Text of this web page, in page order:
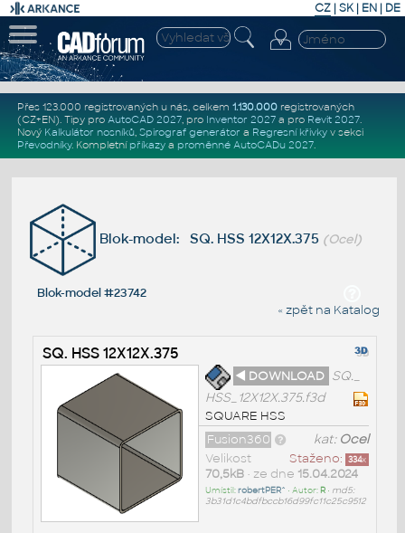
CZ | SK| EN | DE
Přes 123.000 registrovaných u nás, celkem 1.130.000registrovaných
(CZ+EN). Tipy pro AutoCAD 2027, pro Inventor 2027a pro Revit 2027.
Nový Kalkulátor nosníků, Spirograf generátor a Regresní křivkyv sekci
Převodníky. Kompletní příkazya proměnné AutoCADu 2027.
Blok-model: SQ. HSS 12X12X.375 (Ocel)
Blok-model #23742
« zpět na Katalog
SQ. HSS 12X12X.375
◄ DOWNLOAD SQ._
HSS_12X12X.375.f3d
SQUARE HSS
kat: Ocel
Fusion360
Staženo: 334x
Velikost
70,5kB• ze dne 15.04.2024
Umístil:robertPER^ • Autor: R• md5:
3b31d1c4bdfbccb16d99fc11c25c9512